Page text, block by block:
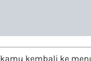
kembali ke